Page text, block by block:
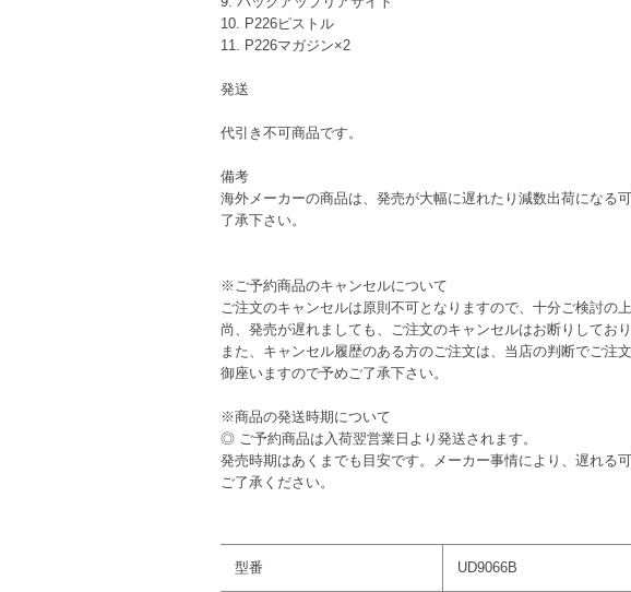
10. P226ピストル
11. P226マガジン×2
発送
代引き不可商品です。
備考
海外メーカーの商品は、発売が大幅に遅れたり減数出荷になる
了承下さい。
※ご予約商品のキャンセルについて
ご注文のキャンセルは原則不可となりますので、十分ご検討の
尚、発売が遅れましても、ご注文のキャンセルはお断りしてお
また、キャンセル履歴のある方のご注文は、当店の判断でご注
御座いますので予めご了承下さい。
※商品の発送時期について
◎ ご予約商品は入荷翌営業日より発送されます。
発売時期はあくまでも目安です。メーカー事情により、遅れる可
ご了承ください。
型番 UD9066B